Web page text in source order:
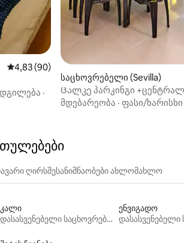
საშუალო შეფასებაა 5‑დან 4,83, 90
4,83 (90)
·
საცხოვრებელი (Sevilla)
Ცალკე პარკინგი
მდებარეობა
მდებარეობა · ფასი/ხარისხი
ღირსშესანიშნაობები ახლომახლო
კალი
დასასვენებელი საცხოვრებლები
ენვიგადო